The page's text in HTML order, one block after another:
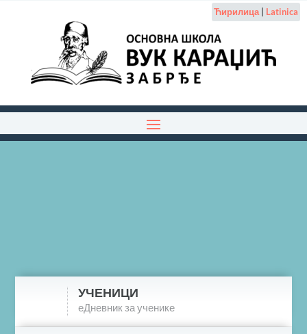
Ћирилица| Latinica
УЧЕНИЦИ
еДневник за ученике